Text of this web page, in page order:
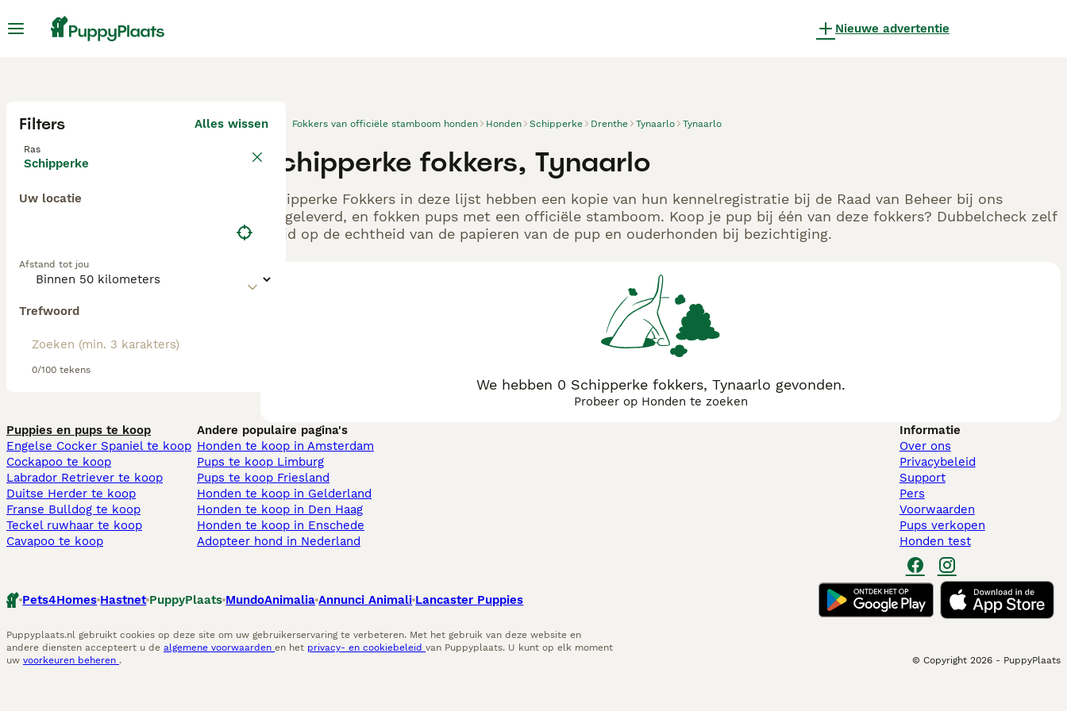
Nieuwe advertentie
Filters Alles wissen
Ras
Schipperke
Uw locatie
Afstand tot jou
Trefwoord
0/100 tekens
Fokkers van officiële stamboom honden Honden Schipperke Drenthe Tynaarlo Tynaarlo
Schipperke fokkers, Tynaarlo
Schipperke Fokkers in deze lijst hebben een kopie van hun kennelregistratie bij de Raad van Beheer bij ons
aangeleverd, en fokken pups met een officiële stamboom. Koop je pup bij één van deze fokkers? Dubbelcheck zelf
altijd op de echtheid van de papieren van de pup en ouderhonden bij bezichtiging.
We hebben 0 Schipperke fokkers, Tynaarlo gevonden.
Probeer op Honden te zoeken
Puppies en pups te koop
Engelse Cocker Spaniel te koop
Cockapoo te koop
Labrador Retriever te koop
Duitse Herder te koop
Franse Bulldog te koop
Teckel ruwhaar te koop
Cavapoo te koop
Andere populaire pagina's
Honden te koop in Amsterdam
Pups te koop Limburg​
Pups te koop Friesland​
Honden te koop in Gelderland
Honden te koop in Den Haag
Honden te koop in Enschede
Adopteer hond in Nederland
Informatie
Over ons
Privacybeleid
Support
Pers
Voorwaarden
Pups verkopen
Honden test
Pets4Homes Hastnet PuppyPlaats MundoAnimalia Annunci Animali Lancaster Puppies
Puppyplaats.nl gebruikt cookies op deze site om uw gebruikerservaring te verbeteren. Met het gebruik van deze website en
andere diensten accepteert u de algemene voorwaarden en het privacy- en cookiebeleid van Puppyplaats. U kunt op elk moment
uw voorkeuren beheren . © Copyright 2026 - PuppyPlaats